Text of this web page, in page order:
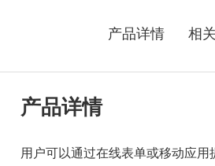
产品详情 相
产品详情
用户可以通过在线表单或移动应用